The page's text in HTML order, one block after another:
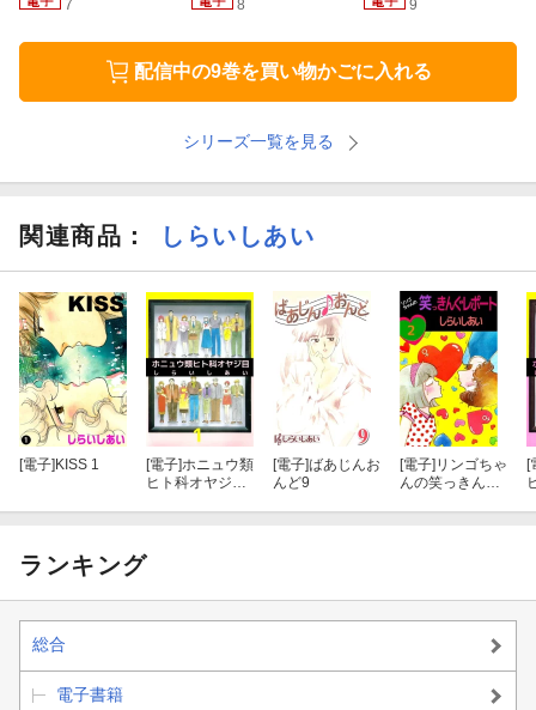
7 8 9
配信中の9巻を買い物かごに入れる
シリーズ一覧を見る
関連商品 ： しらいしあい
[電子]KISS 1 [電子]ホニュウ類
ヒト科オヤジ目
[電子]ばあじんお
んど9
[電子]リンゴちゃ
んの笑っきんぐ
[
ランキング
総合
電子書籍